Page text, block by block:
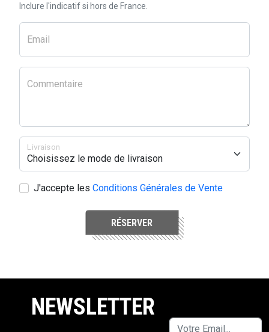
Inclure l'indicatif si hors de France.
Email
Commentaire
Livraison
J'accepte les Conditions Générales de Vente
RÉSERVER
NEWSLETTER